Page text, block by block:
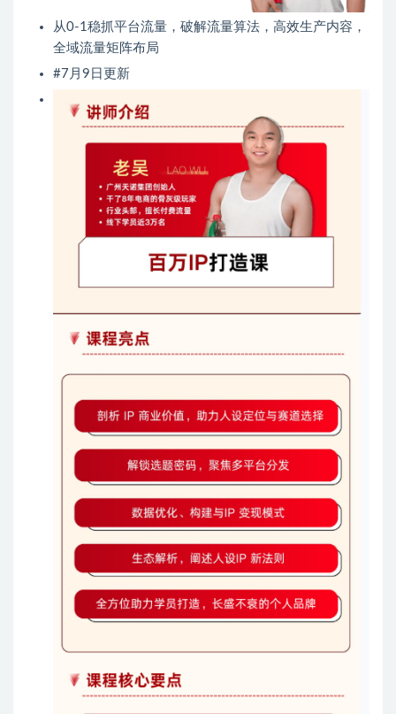
从0-1稳抓平台流量，破解流量算法，高效生产内容，
全域流量矩阵布局
#7月9日更新